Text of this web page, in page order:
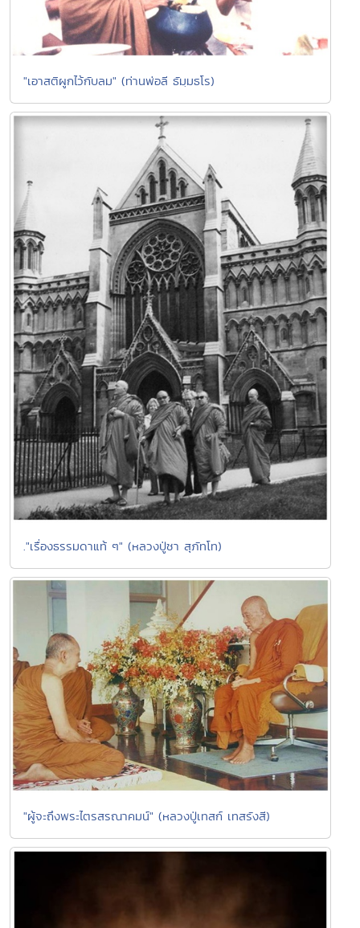
"เอาสติผูกไว้กับลม" (ท่านพ่อลี ธัมฺมธโร)
."เรื่องธรรมดาแท้ ๆ" (หลวงปู่ชา สุภัทโท)
"ผู้จะถึงพระไตรสรณาคมน์" (หลวงปู่เทสก์ เทสรังสี)